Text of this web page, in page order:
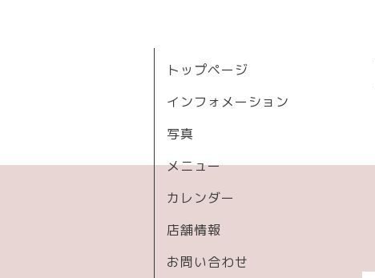
トップページ
インフォメーション
写真
メニュー
カレンダー
店舗情報
お問い合わせ